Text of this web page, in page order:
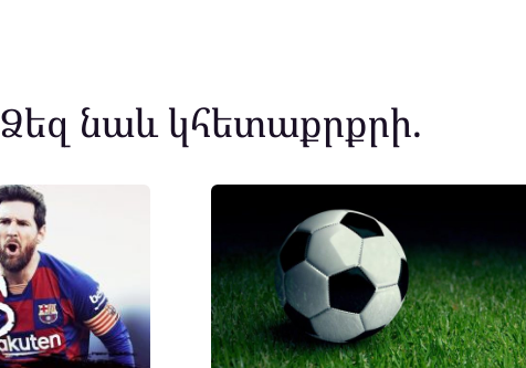
Ձեզ նաև կհետաքրքրի.